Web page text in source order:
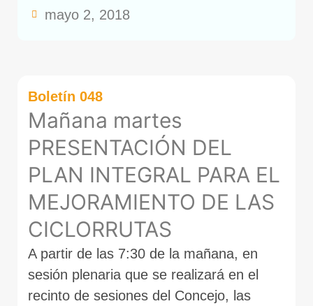
mayo 2, 2018
Boletín 048
Mañana martes
PRESENTACIÓN DEL
PLAN INTEGRAL PARA EL
MEJORAMIENTO DE LAS
CICLORRUTAS
A partir de las 7:30 de la mañana, en
sesión plenaria que se realizará en el
recinto de sesiones del Concejo, las